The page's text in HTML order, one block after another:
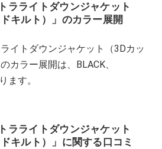
ラライトダウンジャケット
キルト）」のカラー展開
イトダウンジャケット（3Dカッ
カラー展開は、BLACK、
ます。
ラライトダウンジャケット
キルト）」に関する口コミ